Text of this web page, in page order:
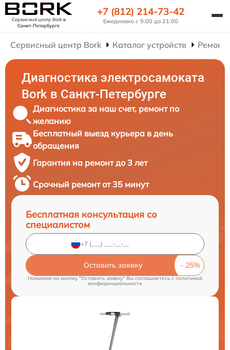
Сервисный центр Borkв
Санкт-Петербурге
+7 (812) 214-73-42
Ежедневно с 9:00 до 21:00
Сервисный центр Bork Каталог устройств Ремонт
Диагностика электросамоката
Bork в Санкт-Петербурге
Диагностика за наш счет, ремонт по
желанию
Бесплатный выезд курьера в день
обращения
Гарантия на ремонт до 3 лет
Срочный ремонт от 35 минут
Бесплатная консультация со
специалистом
Оставить заявку
Нажимая на кнопку "Оставить заявку" Вы соглашаетесь cполитикой
конфиденциальности